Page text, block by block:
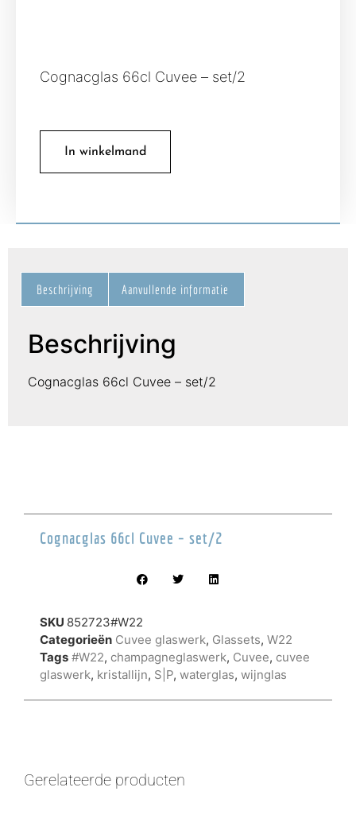
Cognacglas 66cl Cuvee – set/2
In winkelmand
Beschrijving Aanvullende informatie
Beschrijving
Cognacglas 66cl Cuvee – set/2
Cognacglas 66cl Cuvee – set/2
SKU 852723#W22
Categorieën Cuvee glaswerk, Glassets, W22
Tags #W22, champagneglaswerk, Cuvee, cuvee
glaswerk, kristallijn, S|P, waterglas, wijnglas
Gerelateerde producten